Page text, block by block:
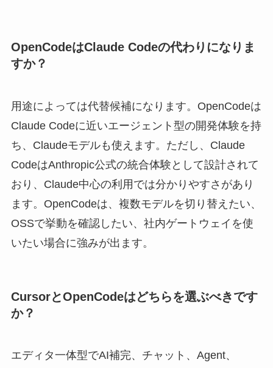
OpenCodeはClaude Codeの代わりになりま
すか？
用途によっては代替候補になります。OpenCodeは
Claude Codeに近いエージェント型の開発体験を持
ち、Claudeモデルも使えます。ただし、Claude
CodeはAnthropic公式の統合体験として設計されて
おり、Claude中心の利用では分かりやすさがあり
ます。OpenCodeは、複数モデルを切り替えたい、
OSSで挙動を確認したい、社内ゲートウェイを使
いたい場合に強みが出ます。
CursorとOpenCodeはどちらを選ぶべきです
か？
エディタ一体型でAI補完、チャット、Agent、